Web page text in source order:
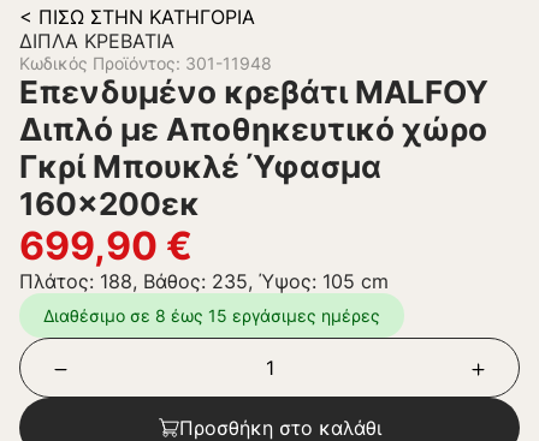
< ΠΊΣΩ ΣΤΗΝ ΚΑΤΗΓΟΡΊΑ
ΔΙΠΛΆ ΚΡΕΒΆΤΙΑ
Κωδικός Προϊόντος: 301-11948
Επενδυμένο κρεβάτι MALFOY
Διπλό με Αποθηκευτικό χώρο
Γκρί Μπουκλέ Ύφασμα
160×200εκ
699,90 €
Πλάτος: 188, Βάθος: 235, Ύψος: 105 cm
Διαθέσιμο σε 8 έως 15 εργάσιμες ημέρες
Προσθήκη στο καλάθι